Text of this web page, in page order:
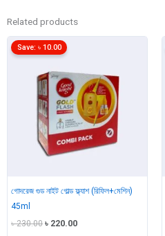
Related products
গোদরেজ গুড নাইট গোল্ড ফ্ল্যাশ (রিফিল+মেশিন)
45ml
৳230.00 Original
৳ 220.00Current
Save: ৳ 10.00